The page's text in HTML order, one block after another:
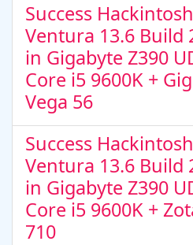
Success
Ventura 13.6 Build
in Gigabyte Z390
Core i5 9600K +
Vega 56
Success
Ventura 13.6 Build
in Gigabyte Z390
Core i5 9600K +
710